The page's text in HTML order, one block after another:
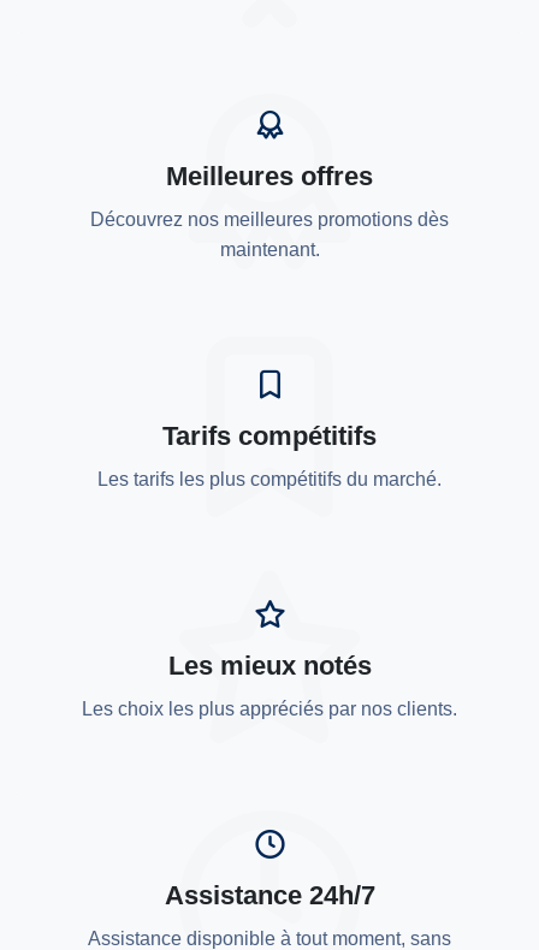
Meilleures offres
Découvrez nos meilleures promotions dès
maintenant.
Tarifs compétitifs
Les tarifs les plus compétitifs du marché.
Les mieux notés
Les choix les plus appréciés par nos clients.
Assistance 24h/7
Assistance disponible à tout moment, sans